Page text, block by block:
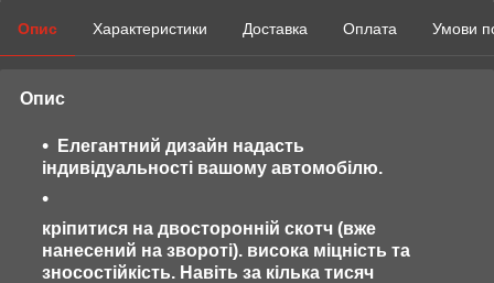
Опис Характеристики Доставка Оплата Умови
Опис
Елегантний дизайн надасть
індивідуальності вашому автомобілю.
кріпитися на двосторонній скотч (вже
нанесений на звороті). висока міцність та
зносостійкість. Навіть за кілька тисяч